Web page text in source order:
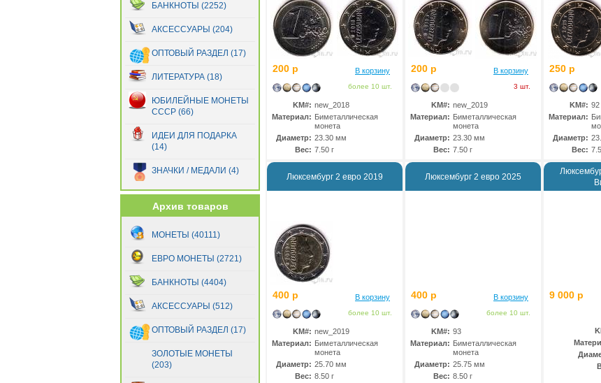
Кипр (20)
Латвия(39)
Люксембург(48)
Мальта
Нидерланды(40)
Португалия (87)
Сан-Марино(89)
Словакия
Словения
Финляндия
Франция(185)
Хорватия(6)
Эстония
БАНКНОТЫ (2252)
АКСЕССУАРЫ (204)
ОПТОВЫЙ РАЗДЕЛ (17)
ЛИТЕРАТУРА (18)
ЮБИЛЕЙНЫЕ МОНЕТЫ
СССР (66)
ИДЕИ ДЛЯ ПОДАРКА
(14)
ЗНАЧКИ / МЕДАЛИ (4)
Архив товаров
МОНЕТЫ (40111)
ЕВРО МОНЕТЫ (2721)
БАНКНОТЫ (4404)
АКСЕССУАРЫ (512)
ОПТОВЫЙ РАЗДЕЛ (17)
ЗОЛОТЫЕ МОНЕТЫ
(203)
200 р В корзину
более 10 шт.
KM#: new_2018
Материал: Биметаллическая
монета
Диаметр: 23.30 мм
Вес: 7.50 г
200 р В корзину
3 шт.
KM#: new_2019
Материал: Биметаллическая
монета
Диаметр: 23.30 мм
Вес: 7.50 г
250 р
KM#: 92
Материал:
Диаметр:
Вес:
Люксембург 2 евро 2019
400 р В корзину
более 10 шт.
KM#: new_2019
Материал: Биметаллическая
монета
Диаметр: 25.70 мм
Вес: 8.50 г
Люксембург 2 евро 2025
400 р В корзину
более 10 шт.
KM#: 93
Материал: Биметаллическая
монета
Диаметр: 25.75 мм
Вес: 8.50 г
9 000 р